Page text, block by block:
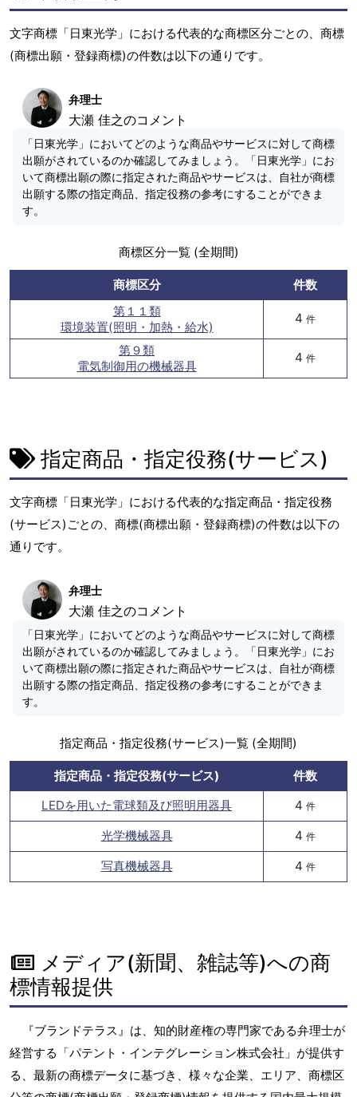
文字商標「日東光学」における代表的な商標区分ごとの、商標
(商標出願・登録商標)の件数は以下の通りです。
弁理士
大瀬 佳之のコメント
「日東光学」においてどのような商品やサービスに対して商標
出願がされているのか確認してみましょう。「日東光学」にお
いて商標出願の際に指定された商品やサービスは、自社が商標
出願する際の指定商品、指定役務の参考にすることができま
す。
商標区分一覧 (全期間)
商標区分
件数
第１１類
環境装置(照明・加熱・給水)
4 件
第９類
電気制御用の機械器具
4 件
指定商品・指定役務(サービス)
文字商標「日東光学」における代表的な指定商品・指定役務
(サービス)ごとの、商標(商標出願・登録商標)の件数は以下の
通りです。
弁理士
大瀬 佳之のコメント
「日東光学」においてどのような商品やサービスに対して商標
出願がされているのか確認してみましょう。「日東光学」にお
いて商標出願の際に指定された商品やサービスは、自社が商標
出願する際の指定商品、指定役務の参考にすることができま
す。
指定商品・指定役務(サービス)一覧 (全期間)
指定商品・指定役務(サービス)
件数
LEDを用いた電球類及び照明用器具
4 件
光学機械器具 4 件
写真機械器具 4 件
メディア(新聞、雑誌等)への商
標情報提供
『ブランドテラス』は、知的財産権の専門家である弁理士が
経営する「パテント・インテグレーション株式会社」が提供す
る、最新の商標データに基づき、様々な企業、エリア、商標区